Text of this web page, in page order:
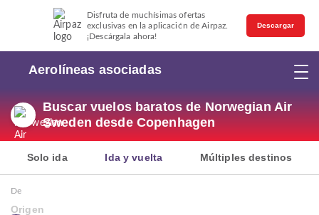
Disfruta de muchísimas ofertas
exclusivas en la aplicación de Airpaz.
¡Descárgala ahora!
Descargar
Aerolíneas asociadas
Buscar vuelos baratos de Norwegian Air
Sweden desde Copenhagen
Solo ida Ida y vuelta Múltiples destinos
De
Origen